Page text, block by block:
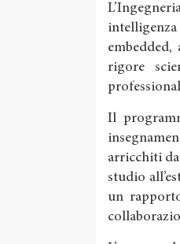
rigore
Il
arricchiti
studio
un